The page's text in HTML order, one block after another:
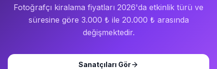
Fotoğrafçı kiralama fiyatları 2026'da etkinlik türü ve
süresine göre 3.000 ₺ ile 20.000 ₺ arasında
değişmektedir.
Sanatçıları Gör